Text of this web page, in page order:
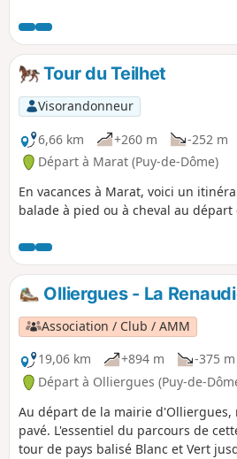
Tour du Teilhet
Visorandonneur
6,66 km
+260 m -252 m
Départ à Marat (Puy-de-Dôme)
En vacances à Marat, voici un
balade à pied ou à cheval au départ
Olliergues - La
Association / Club / AMM
19,06 km
+894 m -375 m
Départ à Olliergues (Puy-de-
Au départ de la mairie d'Olliergues,
pavé. L'essentiel du parcours de
tour de pays balisé Blanc et Vert